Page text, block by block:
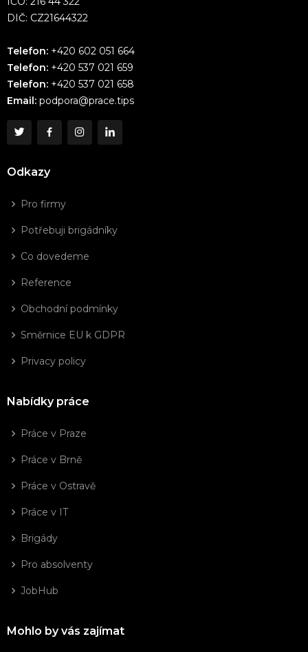
DIČ: CZ21644322
Telefon: +420 602 051 664
Telefon: +420 537 021 659
Telefon: +420 537 021 658
Email: podpora@prace.tips
Odkazy
Pro firmy
Potřebuji brigádníky
Co dovedeme
Reference
Obchodní podmínky
Směrnice EU k GDPR
Privacy policy
Nabídky práce
Práce v Praze
Práce v Brně
Práce v Ostravě
Práce v IT
Brigády
Pro absolventy
JobHub
Mohlo by vás zajímat